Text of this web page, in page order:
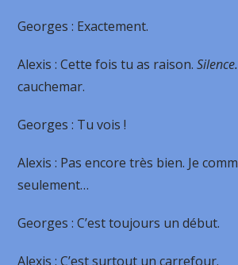
Georges : Exactement.
Alexis : Cette fois tu as raison.Silence.
cauchemar.
Georges : Tu vois !
Alexis : Pas encore très bien. Je
seulement…
Georges : C’est toujours un début.
Alexis : C’est surtout un carrefour.